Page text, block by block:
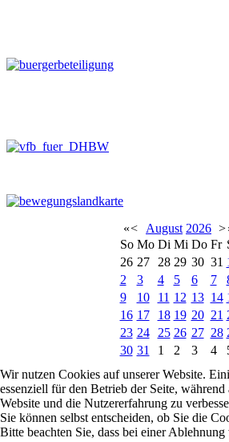
«< August 2026 >
So Mo Di Mi Do Fr
26 27 28 29 30 31
2
3 4 5 6 7
9
10 11 12 13 14
16 17 18 19 20 21
23 24 25 26 27 28
30 31 1 2 3 4
Wir nutzen Cookies auf unserer Website.
essenziell für den Betrieb der Seite, während
Website und die Nutzererfahrung zu
Sie können selbst entscheiden, ob Sie die
Bitte beachten Sie, dass bei einer